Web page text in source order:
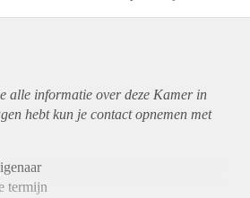
alle informatie over deze Kamer in
hebt kun je contact opnemen met
termijn